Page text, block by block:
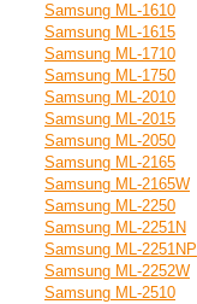
Samsung ML-1610
Samsung ML-1615
Samsung ML-1710
Samsung ML-1750
Samsung ML-2010
Samsung ML-2015
Samsung ML-2050
Samsung ML-2165
Samsung ML-2165W
Samsung ML-2250
Samsung ML-2251N
Samsung ML-2251NP
Samsung ML-2252W
Samsung ML-2510